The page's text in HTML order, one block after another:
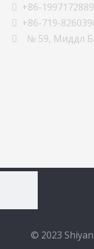
 +86-
 +86-719-
 № 59, Миддл
© 2023